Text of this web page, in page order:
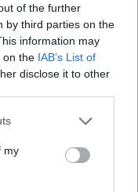
of the further
by third parties on the
information may
on the IAB’s List of
disclose it to other
my
No v
obťažovať a
rozoznať tieto
že každý člen
strávite spoločne.
Niekoľko